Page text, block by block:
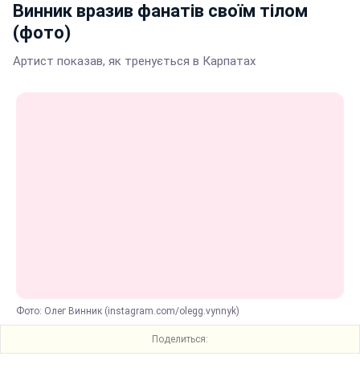
Винник вразив фанатів своїм тілом
(фото)
Артист показав, як тренується в Карпатах
Фото: Олег Винник (instagram.com/olegg.vynnyk)
Поделиться: